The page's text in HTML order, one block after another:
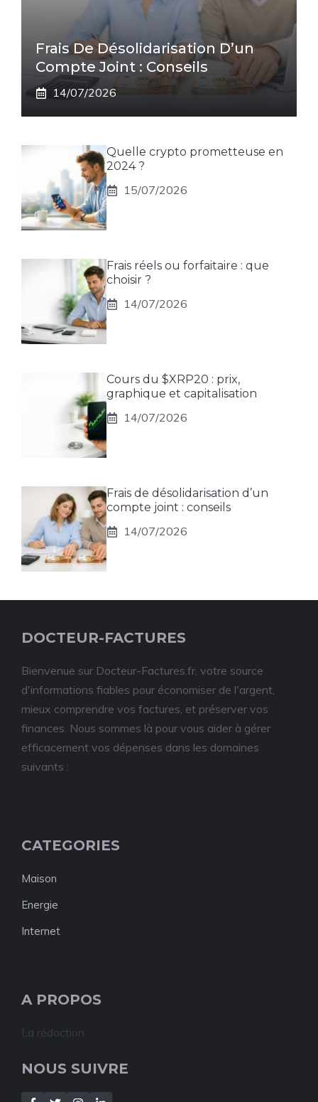
Frais De Désolidarisation D’un
Compte Joint : Conseils
14/07/2026
Quelle crypto prometteuse en
2024 ?
15/07/2026
Frais réels ou forfaitaire : que
choisir ?
14/07/2026
Cours du $XRP20 : prix,
graphique et capitalisation
14/07/2026
Frais de désolidarisation d’un
compte joint : conseils
14/07/2026
DOCTEUR-FACTURES
Bienvenue sur Docteur-Factures.fr, votre source
d'informations fiables pour économiser de l'argent,
mieux comprendre vos factures, et préserver vos
finances. Nous sommes là pour vous aider à gérer
efficacement vos dépenses dans les domaines
suivants :
CATEGORIES
Maison
Energie
Internet
A PROPOS
La rédaction
NOUS SUIVRE